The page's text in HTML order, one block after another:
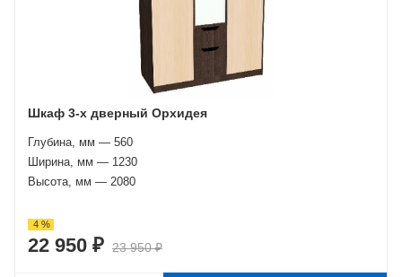
Шкаф 3-х дверный Орхидея
Глубина, мм — 560
Ширина, мм — 1230
Высота, мм — 2080
4 %
22 950 ₽ 23 950 ₽